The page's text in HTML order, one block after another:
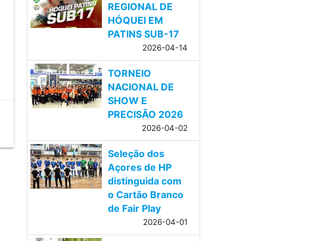
REGIONAL DE
HÓQUEI EM
PATINS SUB-17
2026-04-14
TORNEIO
NACIONAL DE
SHOW E
PRECISÃO 2026
2026-04-02
Seleção dos
Açores de HP
distinguida com
o Cartão Branco
de Fair Play
2026-04-01